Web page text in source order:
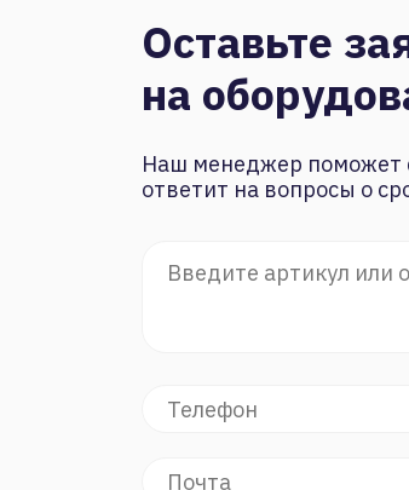
Оставьте
на
Наш менеджер поможет
ответит на вопросы о